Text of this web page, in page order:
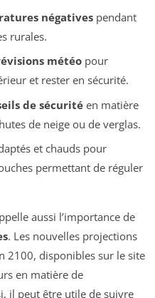
négativespendant
rurales.
météopour
et rester en sécurité.
de sécuritéen matière
de neige ou de verglas.
et chauds pour
permettant de réguler
aussi l’importance de
. Les nouvelles projections
2100, disponibles sur le site
en matière de
il peut être utile de suivre